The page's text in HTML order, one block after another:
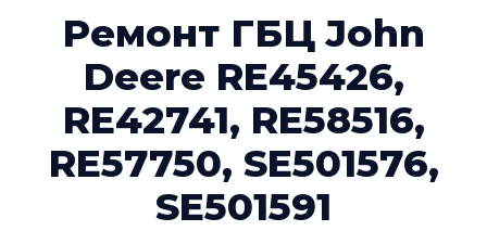
Ремонт ГБЦ John
Deere RE45426,
RE42741, RE58516,
RE57750, SE501576,
SE501591